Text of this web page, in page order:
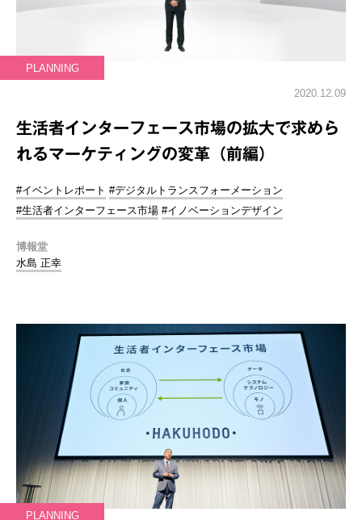
PLANNING
2020.12.09
生活者インターフェース市場の拡大で求めら
れるマーケティングの変革（前編）
#イベントレポート #デジタルトランスフォーメーション
#生活者インターフェース市場 #イノベーションデザイン
博報堂
水島 正幸
PLANNING